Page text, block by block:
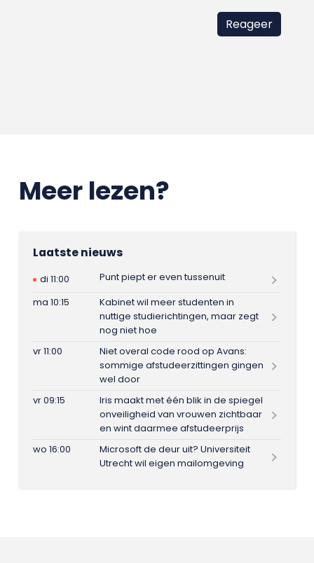
Meer lezen?
Laatste nieuws
di 11:00
Punt piept er even tussenuit
ma 10:15
Kabinet wil meer studenten in
nuttige studierichtingen, maar zegt
nog niet hoe
vr 11:00
Niet overal code rood op Avans:
sommige afstudeerzittingen gingen
wel door
vr 09:15
Iris maakt met één blik in de spiegel
onveiligheid van vrouwen zichtbaar
en wint daarmee afstudeerprijs
wo 16:00
Microsoft de deur uit? Universiteit
Utrecht wil eigen mailomgeving